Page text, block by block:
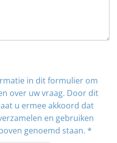
in dit formulier om
over uw vraag. Door dit
u ermee akkoord dat
en gebruiken
genoemd staan. *